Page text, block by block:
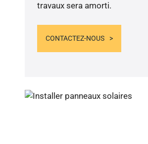
travaux sera amorti.
CONTACTEZ-NOUS